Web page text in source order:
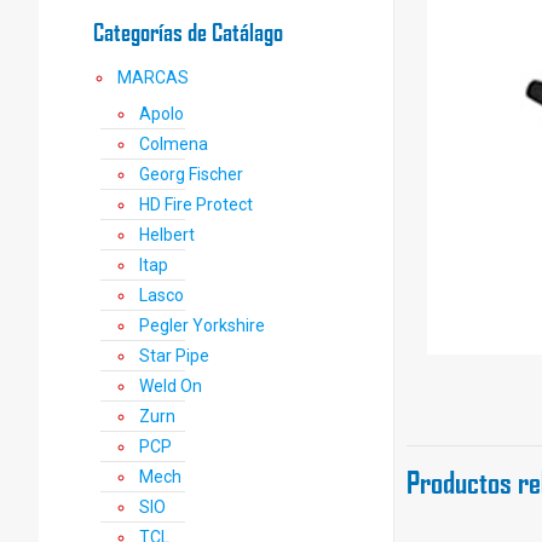
Productos
Categorías de Catálago
MARCAS
Apolo
Colmena
Georg Fischer
HD Fire Protect
Helbert
Itap
Lasco
Pegler Yorkshire
Star Pipe
Weld On
Zurn
PCP
Mech
SIO
TCL